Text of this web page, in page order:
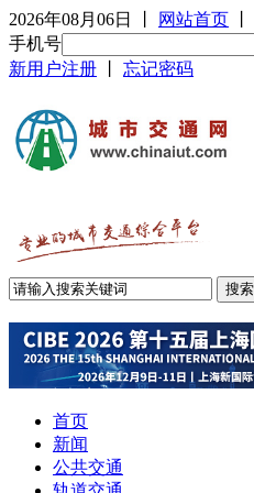
2026年08月06日 网站首页
手机号
新用户注册
忘记密码
首页
新闻
公共交通